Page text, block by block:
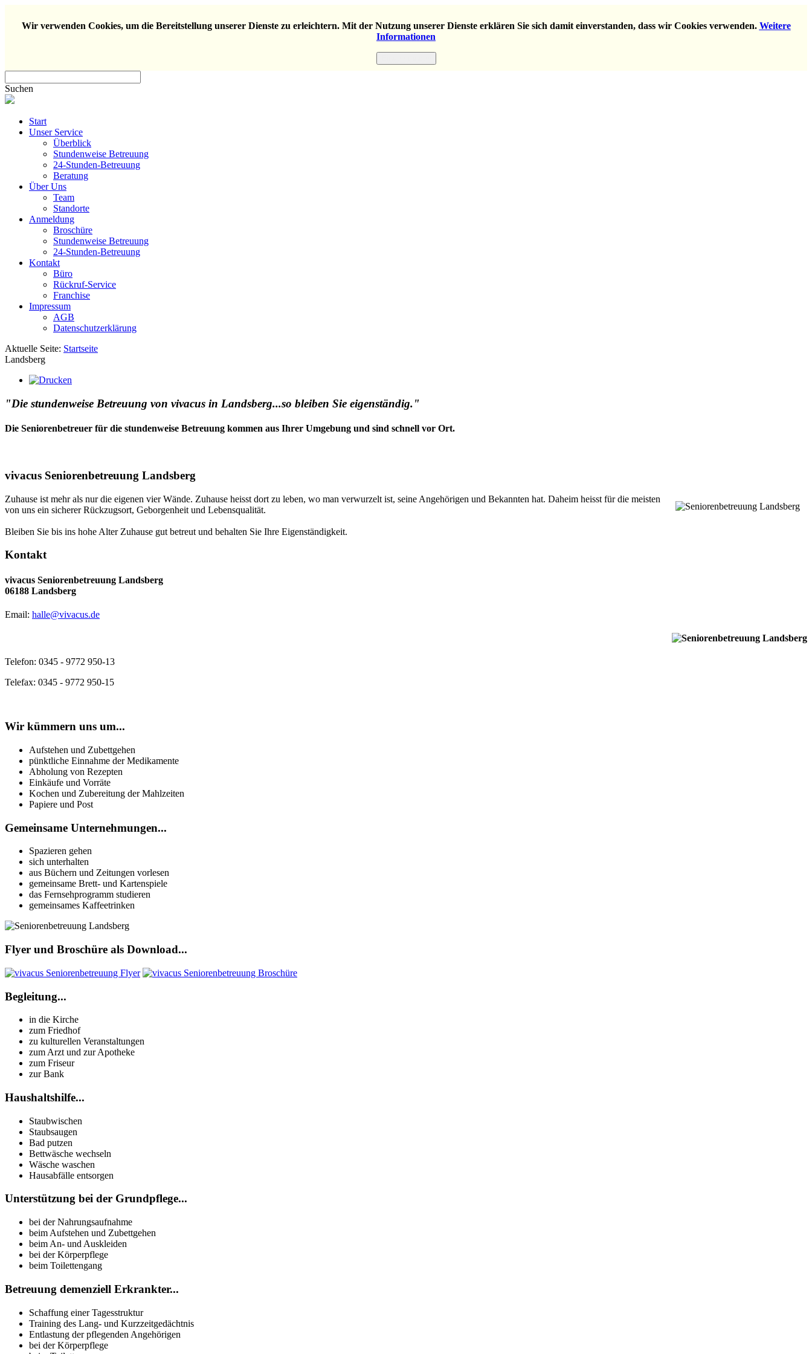
Wir verwenden Cookies, um die Bereitstellung unserer Dienste zu erleichtern. Mit der Nutzung unserer Dienste erklären Sie sich damit einverstanden, dass wir Cookies verwenden. Weitere
Informationen
Suchen
Start
Unser Service
Überblick
Stundenweise Betreuung
24-Stunden-Betreuung
Beratung
Über Uns
Team
Standorte
Anmeldung
Broschüre
Stundenweise Betreuung
24-Stunden-Betreuung
Kontakt
Büro
Rückruf-Service
Franchise
Impressum
AGB
Datenschutzerklärung
Aktuelle Seite: Startseite
Landsberg
"Die stundenweise Betreuung von vivacus in Landsberg...so bleiben Sie eigenständig."
Die Seniorenbetreuer für die stundenweise Betreuung kommen aus Ihrer Umgebung und sind schnell vor Ort.
vivacus Seniorenbetreuung Landsberg
Zuhause ist mehr als nur die eigenen vier Wände. Zuhause heisst dort zu leben, wo man verwurzelt ist, seine Angehörigen und Bekannten hat. Daheim heisst für die meisten
von uns ein sicherer Rückzugsort, Geborgenheit und Lebensqualität.
Bleiben Sie bis ins hohe Alter Zuhause gut betreut und behalten Sie Ihre Eigenständigkeit.
Kontakt
vivacus Seniorenbetreuung Landsberg
06188 Landsberg
Email: halle@vivacus.de
Telefon: 0345 - 9772 950-13
Telefax: 0345 - 9772 950-15
Wir kümmern uns um...
Aufstehen und Zubettgehen
pünktliche Einnahme der Medikamente
Abholung von Rezepten
Einkäufe und Vorräte
Kochen und Zubereitung der Mahlzeiten
Papiere und Post
Gemeinsame Unternehmungen...
Spazieren gehen
sich unterhalten
aus Büchern und Zeitungen vorlesen
gemeinsame Brett- und Kartenspiele
das Fernsehprogramm studieren
gemeinsames Kaffeetrinken
Flyer und Broschüre als Download...
Begleitung...
in die Kirche
zum Friedhof
zu kulturellen Veranstaltungen
zum Arzt und zur Apotheke
zum Friseur
zur Bank
Haushaltshilfe...
Staubwischen
Staubsaugen
Bad putzen
Bettwäsche wechseln
Wäsche waschen
Hausabfälle entsorgen
Unterstützung bei der Grundpflege...
bei der Nahrungsaufnahme
beim Aufstehen und Zubettgehen
beim An- und Auskleiden
bei der Körperpflege
beim Toilettengang
Betreuung demenziell Erkrankter...
Schaffung einer Tagesstruktur
Training des Lang- und Kurzzeitgedächtnis
Entlastung der pflegenden Angehörigen
bei der Körperpflege